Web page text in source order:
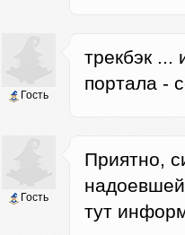
Гость
трекбэк ...
портала -
Гость
Приятно,
тут